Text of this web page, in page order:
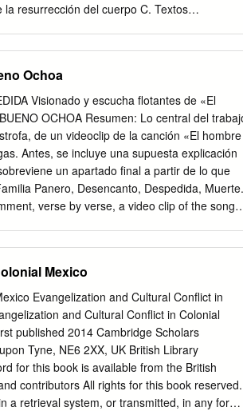
resurrección del cuerpo C. Textos
9:24‐27 GLOSARIO BIBLIOGRAFÍA
todas las citas bíblicas han sido
Copyright © 1999 por la Sociedad
dos décadas de nuestro siglo han visto un
bíblica. El sociólogo William Martin, de la
ha visto numerosos afloramientos de
de agitación social, pero algunos han sido
ahora en los círculos protestantes
Ochoa
Visionado y escucha flotantes de «El
OCHOA Resumen: Lo central del
de un videoclip de la canción «El hombre
Antes, se incluye una supuesta explicación
un apartado final a partir de lo que
Panero, Desencanto, Despedida, Muerte.
verse by verse, a video clip of the song
I. EXPLICACIÓN Explicar las causas sin
duda cabe, una pretensión fútil. Pero
fuerza de confundir explicar y comprender,
hemos querido decir con el título –y el
de ir desentrañando qué es lo que se va ir
estrofa, el lector. El título del trabajo, de
Página 1 de 13 Qué; una apuesta por el
es lo que anima al comentario al
Mexico
Evangelization and Cultural Conflict in
and Cultural Conflict in Colonial
published 2014 Cambridge Scholars
Tyne, NE6 2XX, UK British Library
for this book is available from the British
contributors All rights for this book reserved.
a retrieval system, or transmitted, in any form